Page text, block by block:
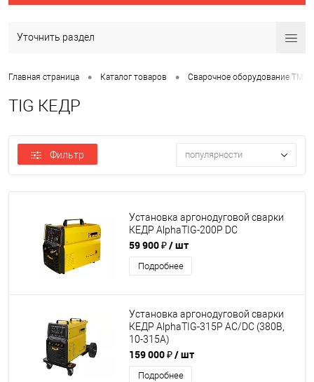
Уточнить раздел
Главная страница • Каталог товаров • Сварочное оборудование ТМ
TIG КЕДР
Фильтр популярности
Установка аргонодуговой сварки
КЕДР AlphaTIG-200P DC
59 900 ₽/ шт
Подробнее
Установка аргонодуговой сварки
КЕДР AlphaTIG-315P AC/DC (380В,
10-315А)
159 000 ₽/ шт
Подробнее